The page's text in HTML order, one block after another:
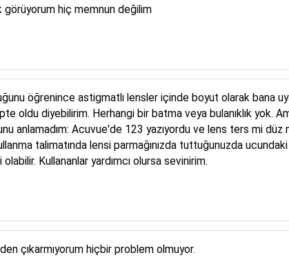
görüyorum hiç memnun değilim
öğrenince astigmatlı lensler içinde boyut olarak bana
oldu diyebilirim. Herhangi bir batma veya bulanıklık yok.
anlamadım: Acuvue'de 123 yazıyordu ve lens ters mi düz
talimatında lensi parmağınızda tuttuğunuzda
Kullananlar yardımcı olursa sevinirim.
çıkarmıyorum hiçbir problem olmuyor.